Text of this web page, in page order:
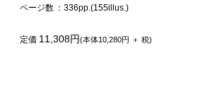
ページ数 ：336pp.(155illus.)
定価 11,308円(本体10,280円 ＋ 税)